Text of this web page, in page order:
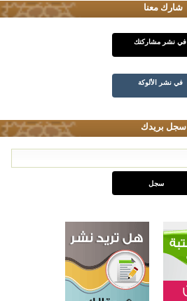
شارك معنا
في نشر مشاركتك
في نشر الألوكة
سجل بريدك